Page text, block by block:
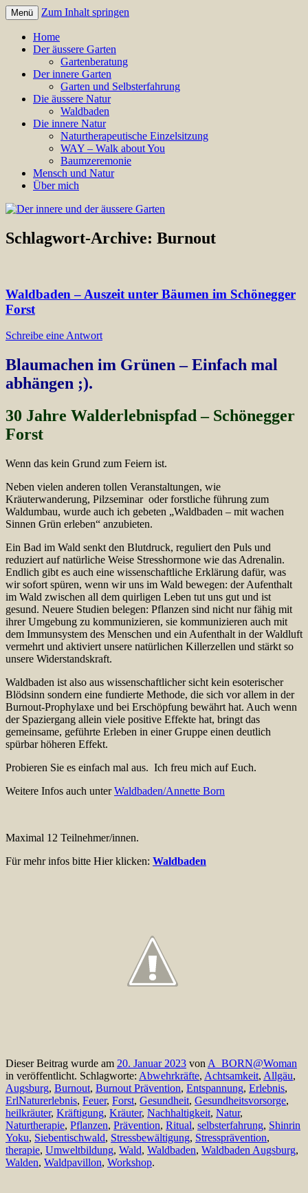
Der innere und der äussere
Garten
Menü Zum Inhalt springen
Home
Der äussere Garten
Gartenberatung
Der innere Garten
Garten und Selbsterfahrung
Die äussere Natur
Waldbaden
Die innere Natur
Naturtherapeutische Einzelsitzung
WAY – Walk about You
Baumzeremonie
Mensch und Natur
Über mich
Schlagwort-Archive: Burnout
Waldbaden – Auszeit unter Bäumen im Schönegger
Forst
Schreibe eine Antwort
Blaumachen im Grünen – Einfach mal
abhängen ;).
30 Jahre Walderlebnispfad – Schönegger
Forst
Wenn das kein Grund zum Feiern ist.
Neben vielen anderen tollen Veranstaltungen, wie
Kräuterwanderung, Pilzseminar oder forstliche führung zum
Waldumbau, wurde auch ich gebeten „Waldbaden – mit wachen
Sinnen Grün erleben“ anzubieten.
Ein Bad im Wald senkt den Blutdruck, reguliert den Puls und
reduziert auf natürliche Weise Stresshormone wie das Adrenalin.
Endlich gibt es auch eine wissenschaftliche Erklärung dafür, was
wir sofort spüren, wenn wir uns im Wald bewegen: der Aufenthalt
im Wald zwischen all dem quirligen Leben tut uns gut und ist
gesund. Neuere Studien belegen: Pflanzen sind nicht nur fähig mit
ihrer Umgebung zu kommunizieren, sie kommunizieren auch mit
dem Immunsystem des Menschen und ein Aufenthalt in der Waldluft
vermehrt und aktiviert unsere natürlichen Killerzellen und stärkt so
unsere Widerstandskraft.
Waldbaden ist also aus wissenschaftlicher sicht kein esoterischer
Blödsinn sondern eine fundierte Methode, die sich vor allem in der
Burnout-Prophylaxe und bei Erschöpfung bewährt hat. Auch wenn
der Spaziergang allein viele positive Effekte hat, bringt das
gemeinsame, geführte Erleben in einer Gruppe einen deutlich
spürbar höheren Effekt.
Probieren Sie es einfach mal aus. Ich freu mich auf Euch.
Weitere Infos auch unterWaldbaden/Annette Born
Maximal 12 Teilnehmer/innen.
Für mehr infos bitte Hier klicken: Waldbaden
Dieser Beitrag wurde am 20. Januar 2023 von A_BORN@Woman
in veröffentlicht. Schlagworte: Abwehrkräfte, Achtsamkeit, Allgäu,
Augsburg, Burnout, Burnout Prävention, Entspannung, Erlebnis,
ErlNaturerlebnis, Feuer, Forst, Gesundheit, Gesundheitsvorsorge,
heilkräuter, Kräftigung, Kräuter, Nachhaltigkeit, Natur,
Naturtherapie, Pflanzen, Prävention, Ritual, selbsterfahrung, Shinrin
Yoku, Siebentischwald, Stressbewältigung, Stressprävention,
therapie, Umweltbildung, Wald, Waldbaden, Waldbaden Augsburg,
Walden, Waldpavillon, Workshop.